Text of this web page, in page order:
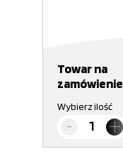
Towar na
zamówienie
Wybierz ilość